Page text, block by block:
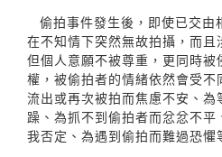
偷拍事件發生後，即使已交由
在不知情下突然無故拍攝，而
但個人意願不被尊重，更同時被
權，被偷拍者的情緒依然會受不
流出或再次被拍而焦慮不安、為
躁、為抓不到偷拍者而忿忿不平
我否定、為遇到偷拍而難過恐懼